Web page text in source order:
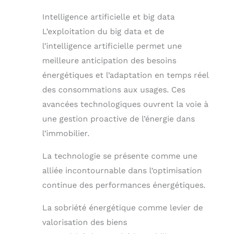
Intelligence artificielle et big data
L’exploitation du big data et de
l’intelligence artificielle permet une
meilleure anticipation des besoins
énergétiques et l’adaptation en temps réel
des consommations aux usages. Ces
avancées technologiques ouvrent la voie à
une gestion proactive de l’énergie dans
l’immobilier.
La technologie se présente comme une
alliée incontournable dans l’optimisation
continue des performances énergétiques.
La sobriété énergétique comme levier de
valorisation des biens